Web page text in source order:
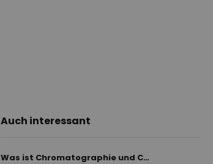
Auch interessant
Was ist Chromatographie und Chromatographiegeräte